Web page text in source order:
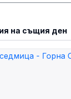
на същия ден